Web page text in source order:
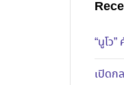
“นูโว
เปิดก